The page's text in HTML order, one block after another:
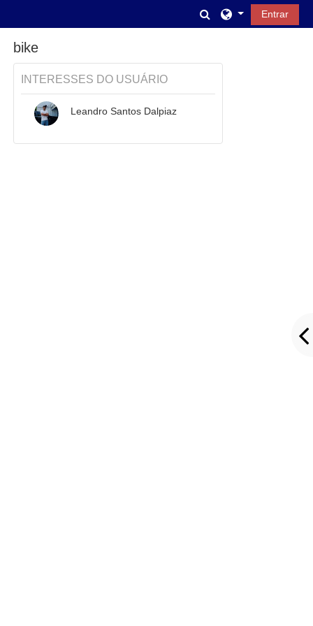
Alternar entrada
Entrar
bike
INTERESSES DO USUÁRIO
Leandro Santos Dalpiaz